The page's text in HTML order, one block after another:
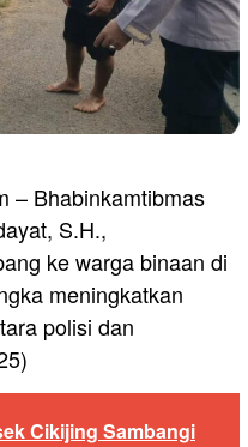
– Bhabinkamtibmas
S.H.,
ke warga binaan di
meningkatkan
polisi dan
Cikijing Sambangi